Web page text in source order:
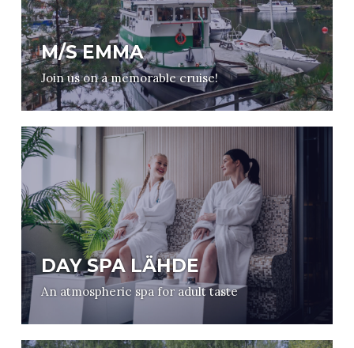
M/S EMMA
Join us on a memorable cruise!
DAY SPA LÄHDE
An atmospheric spa for adult taste